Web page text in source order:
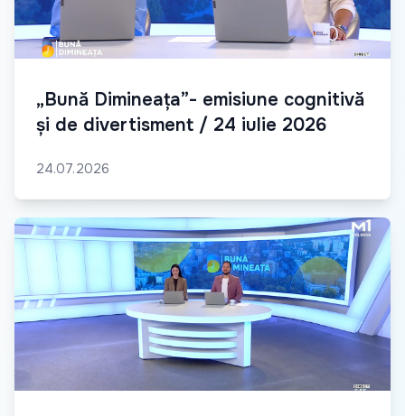
„Bună Dimineața”- emisiune cognitivă
și de divertisment / 24 iulie 2026
24.07.2026